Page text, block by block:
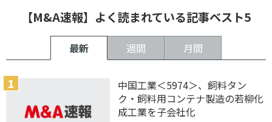
【M&A速報】よく読まれている記事ベスト5
最新 週間 月間
中国工業＜5974＞、飼料タン
ク・飼料用コンテナ製造の若柳化
成工業を子会社化